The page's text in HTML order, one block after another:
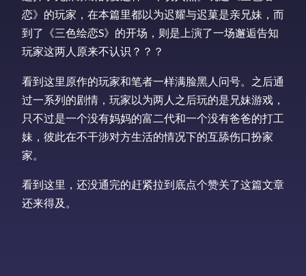
恋》的玩家，在本篇里都以为迟耀与迟菓是亲兄妹，而
到了《三色绘恋S》的开场，则是上演了一场邂逅告知
玩家这两人原来不认识？？？
看到这里原作的玩家和笔者一样满脸黑人问号。之后通
过一系列的剧情，玩家以为两人之后玩的是兄妹游戏，
只不过是一个没有妈妈的富二代和一个没有爸爸的打工
妹，彼此在不干涉对方生活的情况下的互舔伤口扮家
家。
看到这里，还没通完的赶紧拉到底点个赞关了这篇文章
还来得及。